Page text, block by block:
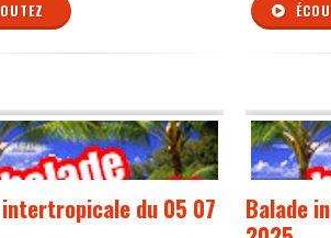
du 05 07
Balade